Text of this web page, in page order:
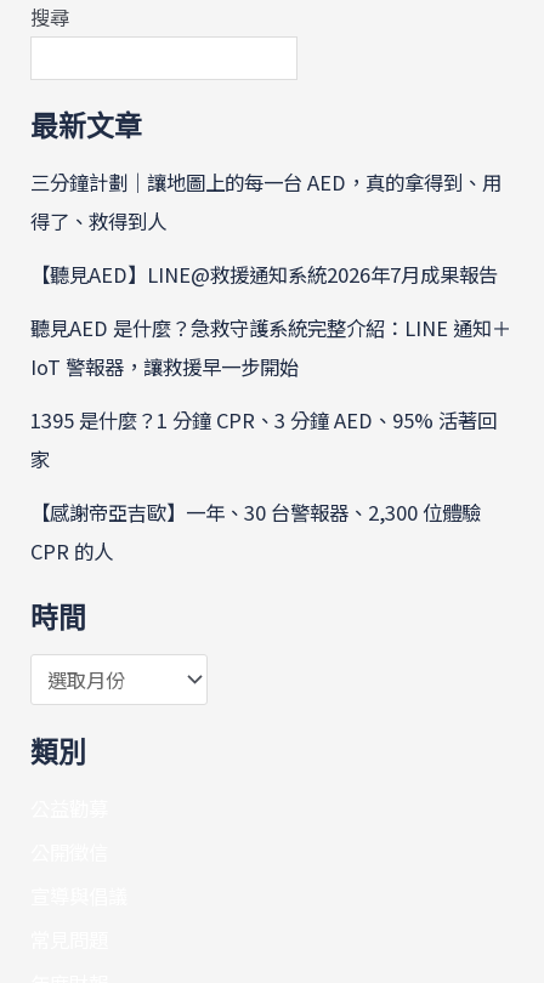
搜尋
最新文章
三分鐘計劃｜讓地圖上的每一台 AED，真的拿得到、用
得了、救得到人
【聽見AED】LINE@救援通知系統2026年7月成果報告
聽見AED 是什麼？急救守護系統完整介紹：LINE 通知＋
IoT 警報器，讓救援早一步開始
1395 是什麼？1 分鐘 CPR、3 分鐘 AED、95% 活著回
家
【感謝帝亞吉歐】一年、30 台警報器、2,300 位體驗
CPR 的人
時間
類別